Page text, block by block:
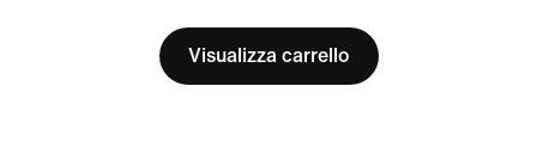
Visualizza carrello